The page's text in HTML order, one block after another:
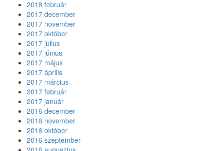
2018 február
2017 december
2017 november
2017 október
2017 július
2017 június
2017 május
2017 április
2017 március
2017 február
2017 január
2016 december
2016 november
2016 október
2016 szeptember